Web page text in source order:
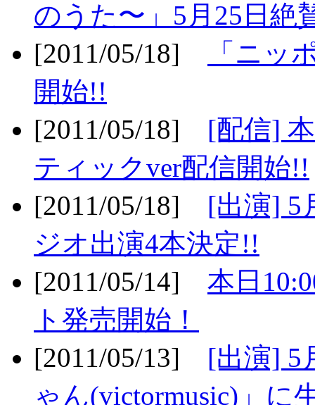
のうた〜」5月25日絶
[2011/05/18]
「ニッ
開始!!
[2011/05/18] [配信]
ティックver配信開始!!
[2011/05/18] [出演] 5
ジオ出演4本決定!!
[2011/05/14] 本日
ト発売開始！
[2011/05/13] [出演] 5
ゃん(victormusic)」に